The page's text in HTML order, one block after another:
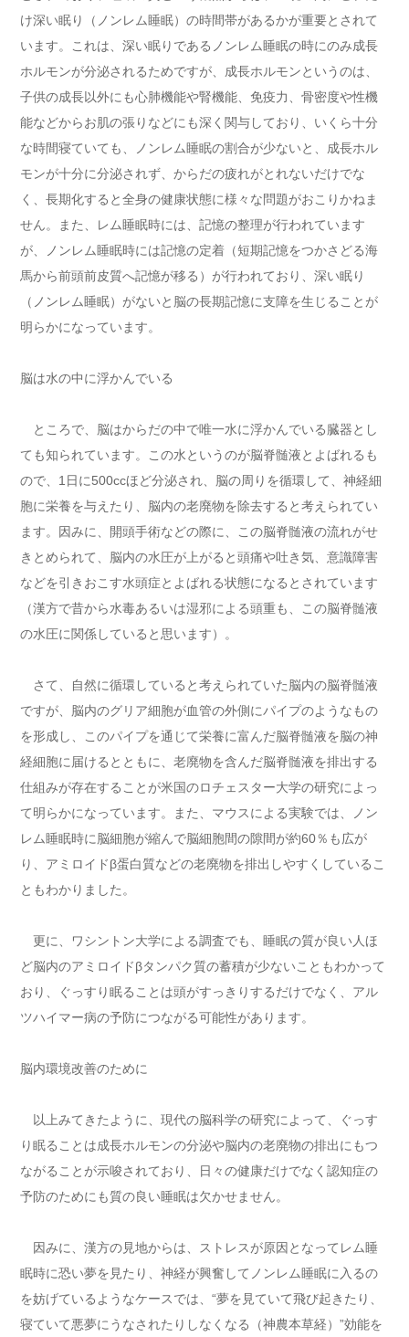
け深い眠り（ノンレム睡眠）の時間帯があるかが重要とされて
います。これは、深い眠りであるノンレム睡眠の時にのみ成長
ホルモンが分泌されるためですが、成長ホルモンというのは、
子供の成長以外にも心肺機能や腎機能、免疫力、骨密度や性機
能などからお肌の張りなどにも深く関与しており、いくら十分
な時間寝ていても、ノンレム睡眠の割合が少ないと、成長ホル
モンが十分に分泌されず、からだの疲れがとれないだけでな
く、長期化すると全身の健康状態に様々な問題がおこりかねま
せん。また、レム睡眠時には、記憶の整理が行われています
が、ノンレム睡眠時には記憶の定着（短期記憶をつかさどる海
馬から前頭前皮質へ記憶が移る）が行われており、深い眠り
（ノンレム睡眠）がないと脳の長期記憶に支障を生じることが
明らかになっています。
脳は水の中に浮かんでいる
ところで、脳はからだの中で唯一水に浮かんでいる臓器とし
ても知られています。この水というのが脳脊髄液とよばれるも
ので、1日に500ccほど分泌され、脳の周りを循環して、神経細
胞に栄養を与えたり、脳内の老廃物を除去すると考えられてい
ます。因みに、開頭手術などの際に、この脳脊髄液の流れがせ
きとめられて、脳内の水圧が上がると頭痛や吐き気、意識障害
などを引きおこす水頭症とよばれる状態になるとされています
（漢方で昔から水毒あるいは湿邪による頭重も、この脳脊髄液
の水圧に関係していると思います）。
さて、自然に循環していると考えられていた脳内の脳脊髄液
ですが、脳内のグリア細胞が血管の外側にパイプのようなもの
を形成し、このパイプを通じて栄養に富んだ脳脊髄液を脳の神
経細胞に届けるとともに、老廃物を含んだ脳脊髄液を排出する
仕組みが存在することが米国のロチェスター大学の研究によっ
て明らかになっています。また、マウスによる実験では、ノン
レム睡眠時に脳細胞が縮んで脳細胞間の隙間が約60％も広が
り、アミロイドβ蛋白質などの老廃物を排出しやすくしているこ
ともわかりました。
更に、ワシントン大学による調査でも、睡眠の質が良い人ほ
ど脳内のアミロイドβタンパク質の蓄積が少ないこともわかって
おり、ぐっすり眠ることは頭がすっきりするだけでなく、アル
ツハイマー病の予防につながる可能性があります。
脳内環境改善のために
以上みてきたように、現代の脳科学の研究によって、ぐっす
り眠ることは成長ホルモンの分泌や脳内の老廃物の排出にもつ
ながることが示唆されており、日々の健康だけでなく認知症の
予防のためにも質の良い睡眠は欠かせません。
因みに、漢方の見地からは、ストレスが原因となってレム睡
眠時に恐い夢を見たり、神経が興奮してノンレム睡眠に入るの
を妨げているようなケースでは、“夢を見ていて飛び起きたり、
寝ていて悪夢にうなされたりしなくなる（神農本草経）”効能を